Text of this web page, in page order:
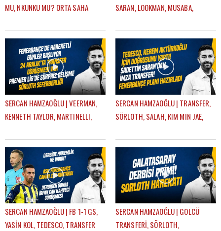
MU, NKUNKU MU? ORTA SAHA
FENERBAHÇE
SARAN, LOOKMAN, MUSABA,
GÜNDEM FENERBAHÇE
SERCAN HAMZAOĞLU | VEERMAN,
KENNETH TAYLOR, MARTINELLI,
FENERBAHÇE
SERCAN HAMZAOĞLU | TRANSFER,
SÖRLOTH, SALAH, KIM MIN JAE,
GÜNDEM FENERBAHÇE
SERCAN HAMZAOĞLU | FB 1-1 GS,
YASİN KOL, TEDESCO, TRANSFER
SERCAN HAMZAOĞLU | GOLCÜ
TRANSFERİ, SÖRLOTH,